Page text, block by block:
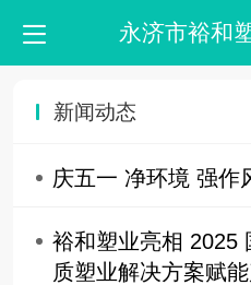
永济市裕和
新闻动态
庆五一 净环境 强作
裕和塑业亮相 2025
质塑业解决方案赋